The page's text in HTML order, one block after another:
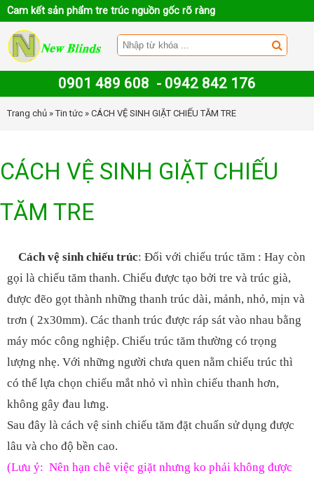
Cam kết sản phẩm tre trúc nguồn gốc rõ ràng
0901 489 608 - 0942 842 176
Trang chủ »Tin tức » CÁCH VỆ SINH GIẶT CHIẾU TĂM TRE
CÁCH VỆ SINH GIẶT CHIẾU
TĂM TRE
Cách vệ sinh chiếu trúc: Đối với chiếu trúc tăm : Hay còn
gọi là chiếu tăm thanh. Chiếu được tạo bởi tre và trúc già,
được đẽo gọt thành những thanh trúc dài, mảnh, nhỏ, mịn và
trơn ( 2x30mm). Các thanh trúc được ráp sát vào nhau bằng
máy móc công nghiệp. Chiếu trúc tăm thường có trọng
lượng nhẹ. Với những người chưa quen nằm chiếu trúc thì
có thể lựa chọn chiếu mắt nhỏ vì nhìn chiếu thanh hơn,
không gây đau lưng.
Sau đây là cách vệ sinh chiếu tăm đặt chuẩn sử dụng được
lâu và cho độ bền cao.
(Lưu ý: Nên hạn chê việc giặt nhưng ko phải không được